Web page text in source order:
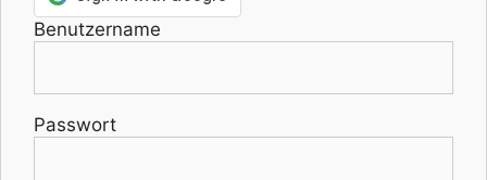
Benutzername
Passwort